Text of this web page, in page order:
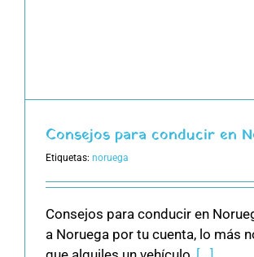
Consejos para conducir en
Etiquetas: noruega
Consejos para conducir en
a Noruega por tu cuenta, lo más